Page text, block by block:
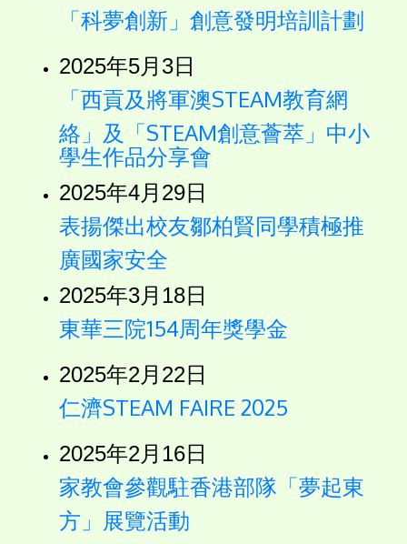
「科夢創新」創意發明培訓計劃
2025年5月3日
「西貢及將軍澳STEAM教育網
絡」及「STEAM創意薈萃」中小
學生作品分享會
2025年4月29日
表揚傑出校友鄒柏賢同學積極推
廣國家安全
2025年3月18日
東華三院154周年獎學金
2025年2月22日
仁濟STEAM FAIRE 2025
2025年2月16日
家教會參觀駐香港部隊「夢起東
方」展覽活動